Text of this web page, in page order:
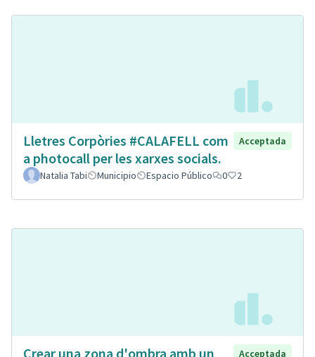
Lletres Corpòries #CALAFELL com
a photocall per les xarxes socials.
Acceptada
Natalia Tabi Municipio Espacio Público 0 2
Crear una zona d'ombra amb un
Acceptada